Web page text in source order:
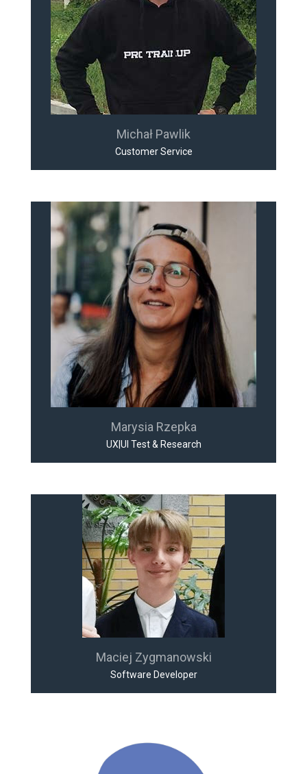
Michał Pawlik
Customer Service
Marysia Rzepka
UX|UI Test & Research
Maciej Zygmanowski
Software Developer